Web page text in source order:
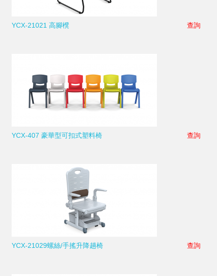
YCX-21021 高腳櫈 查詢
YCX-407 豪華型可扣式塑料椅 查詢
YCX-21029螺絲/手搖升降趟椅 查詢